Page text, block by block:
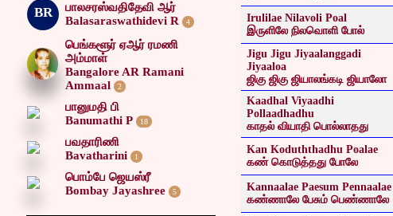
BR
பாலசரஸ்வதிதேவி ஆர்
Balasaraswathidevi R
4
பெங்களூர் ஏஆர் ரமணி
அம்மாள்
Bangalore AR Ramani
Ammaal
2
பானுமதி பி
Banumathi P
18
பவதாரிணி
Bavatharini
1
பொம்பே ஜெயஸ்ரீ
Bombay Jayashree
5
Irulilae Nilavoli Poal
இருளிலே நிலவொளி போல்
Jigu Jigu Jiyaalanggadi
Jiyaaloa
ஜிகு ஜிகு ஜியாலங்கடி ஜியாலோ
Kaadhal Viyaadhi
Pollaadhadhu
காதல் வியாதி பொல்லாதது
Kan Koduththadhu Poalae
கண் கொடுத்தது போலே
Kannaalae Paesum Pennaalae
கண்ணாலே பேசும் பெண்ணாலே